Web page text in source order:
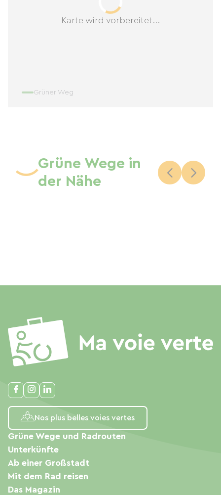
Karte wird vorbereitet...
Grüner Weg
Grüne Wege in
der Nähe
Nos plus belles voies vertes
Grüne Wege und Radrouten
Unterkünfte
Ab einer Großstadt
Mit dem Rad reisen
Das Magazin